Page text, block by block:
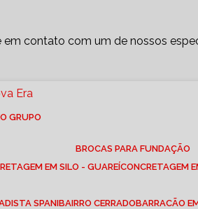
em contato com um de nossos
O GRUPO
BROCAS PARA FUNDAÇÃO
EM SILO - GUAREÍ
CONCRETAGEM
SPANI
BAIRRO CERRADO BARRACÃO